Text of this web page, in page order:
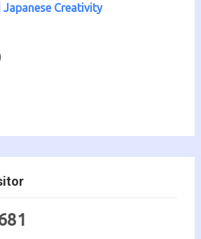
Japanese Creativity